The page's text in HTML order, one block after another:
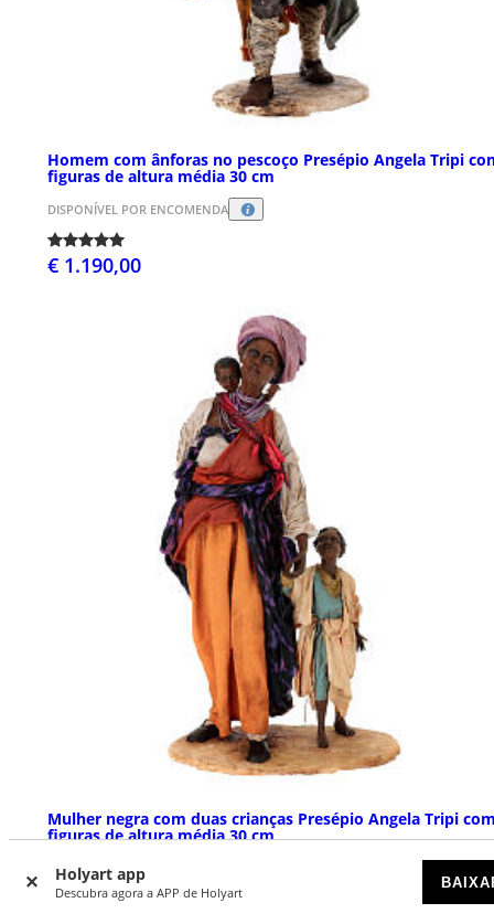
Holyart app
Descubra agora a APP de Holyart
Homem com ânforas no pescoço Presépio Angela Tripi
figuras de altura média 30 cm
DISPONÍVEL POR ENCOMENDA
€ 1.190,00
Mulher negra com duas crianças Presépio Angela Tripi
figuras de altura média 30 cm
DISPONÍVEL POR ENCOMENDA